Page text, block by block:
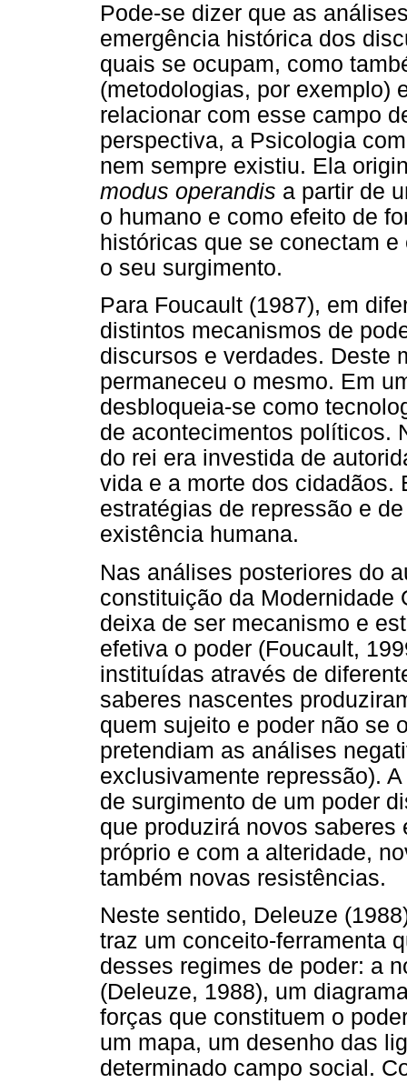
Pode-se dizer que as
emergência histórica dos
quais se ocupam, como
(metodologias, por exemplo)
relacionar com esse campo
perspectiva, a Psicologia
nem sempre existiu. Ela
modus operandis a partir de
o humano e como efeito de
históricas que se conectam
o seu surgimento.
Para Foucault (1987), em
distintos mecanismos de
discursos e verdades. Deste
permaneceu o mesmo. Em
desbloqueia-se como
de acontecimentos políticos.
do rei era investida de
vida e a morte dos cidadãos.
estratégias de repressão e
existência humana.
Nas análises posteriores do
constituição da Modernidade
deixa de ser mecanismo e
efetiva o poder (Foucault,
instituídas através de
saberes nascentes
quem sujeito e poder não se
pretendiam as análises
exclusivamente repressão).
de surgimento de um poder
que produzirá novos
próprio e com a alteridade,
também novas resistências.
Neste sentido, Deleuze
traz um conceito-ferramenta
desses regimes de poder: a
(Deleuze, 1988), um
forças que constituem o
um mapa, um desenho das
determinado campo social.